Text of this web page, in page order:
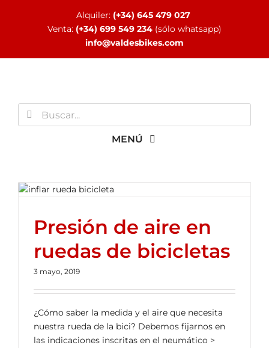
Alquiler: (+34) 645 479 027
Venta: (+34) 699 549 234 (sólo whatsapp)
info@valdesbikes.com
Buscar:
MENÚ
TIENDA ONLINE
BLOG
Presión de aire en
ruedas de bicicletas
3 mayo, 2019
¿Cómo saber la medida y el aire que necesita
nuestra rueda de la bici? Debemos fijarnos en
las indicaciones inscritas en el neumático >